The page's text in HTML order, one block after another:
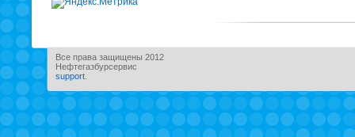
Все права защищены 2012
Нефтегазбурсервис
support